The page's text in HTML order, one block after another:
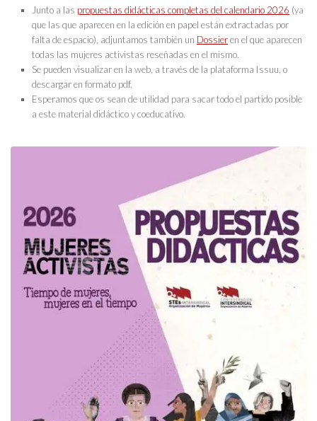
Junto a las propuestas didácticas completas del calendario 2026 (ya
que las que aparecen en la edición en papel están extractadas por
falta de espacio), adjuntamos también un Dossieren el que aparecen
todas las mujeres activistas reseñadas en el mismo.
Se pueden visualizar en la web, a través de la plataforma Issuu, o
descargar en formato pdf.
Esperamos que os sean de utilidad para sacar todo el partido posible
a este material didáctico y coeducativo.